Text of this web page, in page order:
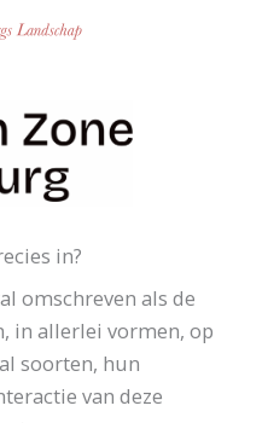
in?
omschreven als de
in allerlei vormen, op
soorten, hun
van deze